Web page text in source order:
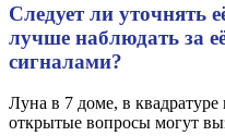
Следует ли уточнять
лучше наблюдать за
сигналами?
Луна в 7 доме, в квадратуре
открытые вопросы могут